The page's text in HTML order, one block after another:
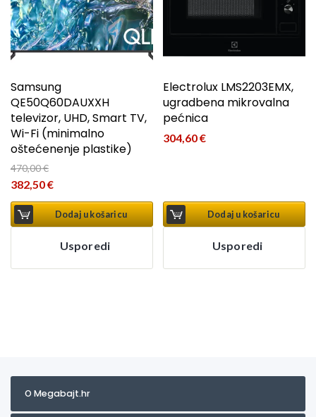
Samsung
QE50Q60DAUXXH
televizor, UHD, Smart TV,
Wi-Fi (minimalno
oštećenenje plastike)
470,00€
Izvorna cijena bila je: 470,00 €.
382,50€
Trenutna cijena je: 382,50 €.
Dodaj u košaricu
Usporedi
Electrolux LMS2203EMX,
ugradbena mikrovalna
pećnica
304,60€
Dodaj u košaricu
Usporedi
O Megabajt.hr